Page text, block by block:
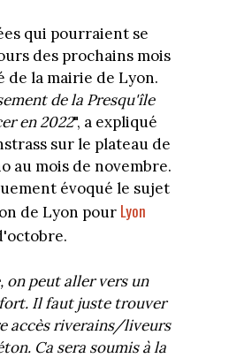
qui pourraient se
des prochains mois
de la mairie de Lyon.
de la Presqu'île
en 2022", a expliqué
sur le plateau de
au mois de novembre.
évoqué le sujet
de Lyon pour Lyon
on peut aller vers un
Il faut juste trouver
accès riverains/liveurs
Ca sera soumis à la